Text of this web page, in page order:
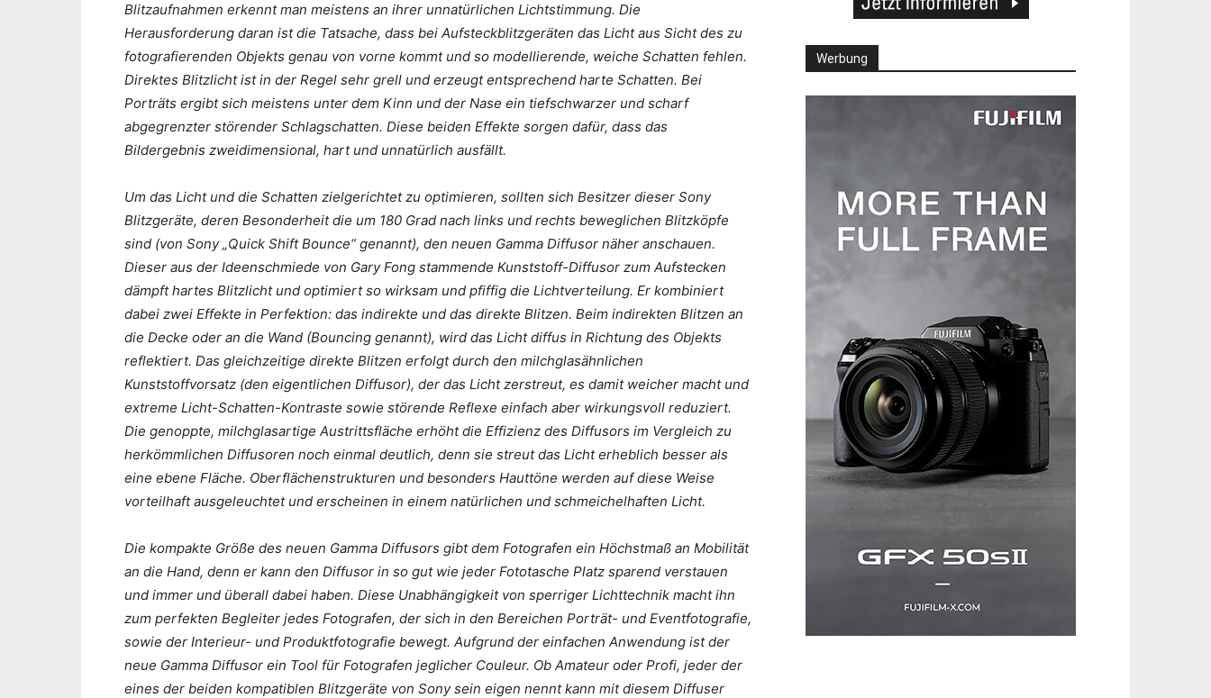
Blitzaufnahmen erkennt man meistens an ihrer unnatürlichen Lichtstimmung. Die
Herausforderung daran ist die Tatsache, dass bei Aufsteckblitzgeräten das Licht aus Sicht des zu
fotografierenden Objekts genau von vorne kommt und so modellierende, weiche Schatten fehlen.
Direktes Blitzlicht ist in der Regel sehr grell und erzeugt entsprechend harte Schatten. Bei
Porträts ergibt sich meistens unter dem Kinn und der Nase ein tiefschwarzer und scharf
abgegrenzter störender Schlagschatten. Diese beiden Effekte sorgen dafür, dass das
Bildergebnis zweidimensional, hart und unnatürlich ausfällt.
Um das Licht und die Schatten zielgerichtet zu optimieren, sollten sich Besitzer dieser Sony
Blitzgeräte, deren Besonderheit die um 180 Grad nach links und rechts beweglichen Blitzköpfe
sind (von Sony „Quick Shift Bounce“ genannt), den neuen Gamma Diffusor näher anschauen.
Dieser aus der Ideenschmiede von Gary Fong stammende Kunststoff-Diffusor zum Aufstecken
dämpft hartes Blitzlicht und optimiert so wirksam und pfiffig die Lichtverteilung. Er kombiniert
dabei zwei Effekte in Perfektion: das indirekte und das direkte Blitzen. Beim indirekten Blitzen an
die Decke oder an die Wand (Bouncing genannt), wird das Licht diffus in Richtung des Objekts
reflektiert. Das gleichzeitige direkte Blitzen erfolgt durch den milchglasähnlichen
Kunststoffvorsatz (den eigentlichen Diffusor), der das Licht zerstreut, es damit weicher macht und
extreme Licht-Schatten-Kontraste sowie störende Reflexe einfach aber wirkungsvoll reduziert.
Die genoppte, milchglasartige Austrittsfläche erhöht die Effizienz des Diffusors im Vergleich zu
herkömmlichen Diffusoren noch einmal deutlich, denn sie streut das Licht erheblich besser als
eine ebene Fläche. Oberflächenstrukturen und besonders Hauttöne werden auf diese Weise
vorteilhaft ausgeleuchtet und erscheinen in einem natürlichen und schmeichelhaften Licht.
Die kompakte Größe des neuen Gamma Diffusors gibt dem Fotografen ein Höchstmaß an Mobilität
an die Hand, denn er kann den Diffusor in so gut wie jeder Fototasche Platz sparend verstauen
und immer und überall dabei haben. Diese Unabhängigkeit von sperriger Lichttechnik macht ihn
zum perfekten Begleiter jedes Fotografen, der sich in den Bereichen Porträt- und Eventfotografie,
sowie der Interieur- und Produktfotografie bewegt. Aufgrund der einfachen Anwendung ist der
neue Gamma Diffusor ein Tool für Fotografen jeglicher Couleur. Ob Amateur oder Profi, jeder der
eines der beiden kompatiblen Blitzgeräte von Sony sein eigen nennt kann mit diesem Diffuser
Werbung